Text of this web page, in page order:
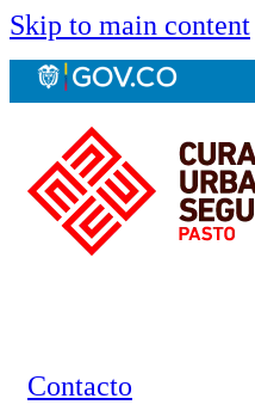
Skip to main content
Contacto